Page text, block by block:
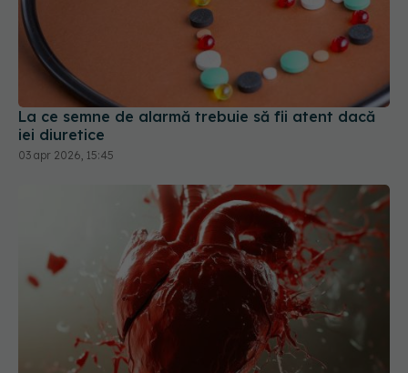
La ce semne de alarmă trebuie să fii atent dacă
iei diuretice
03 apr 2026, 15:45
Noul medicament care scade trigliceridele și
protejează inima